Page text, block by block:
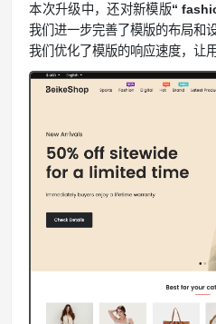
本次升级中，还对新模版“
我们进一步完善了模版的布局和
我们优化了模版的响应速度，让